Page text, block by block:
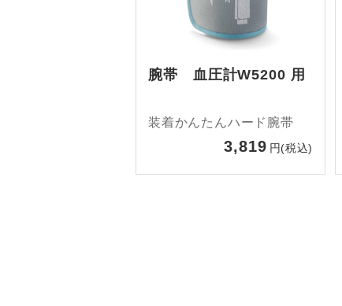
腕帯 血圧計W5200 用
装着かんたんハード腕帯
3,819 円(税込)